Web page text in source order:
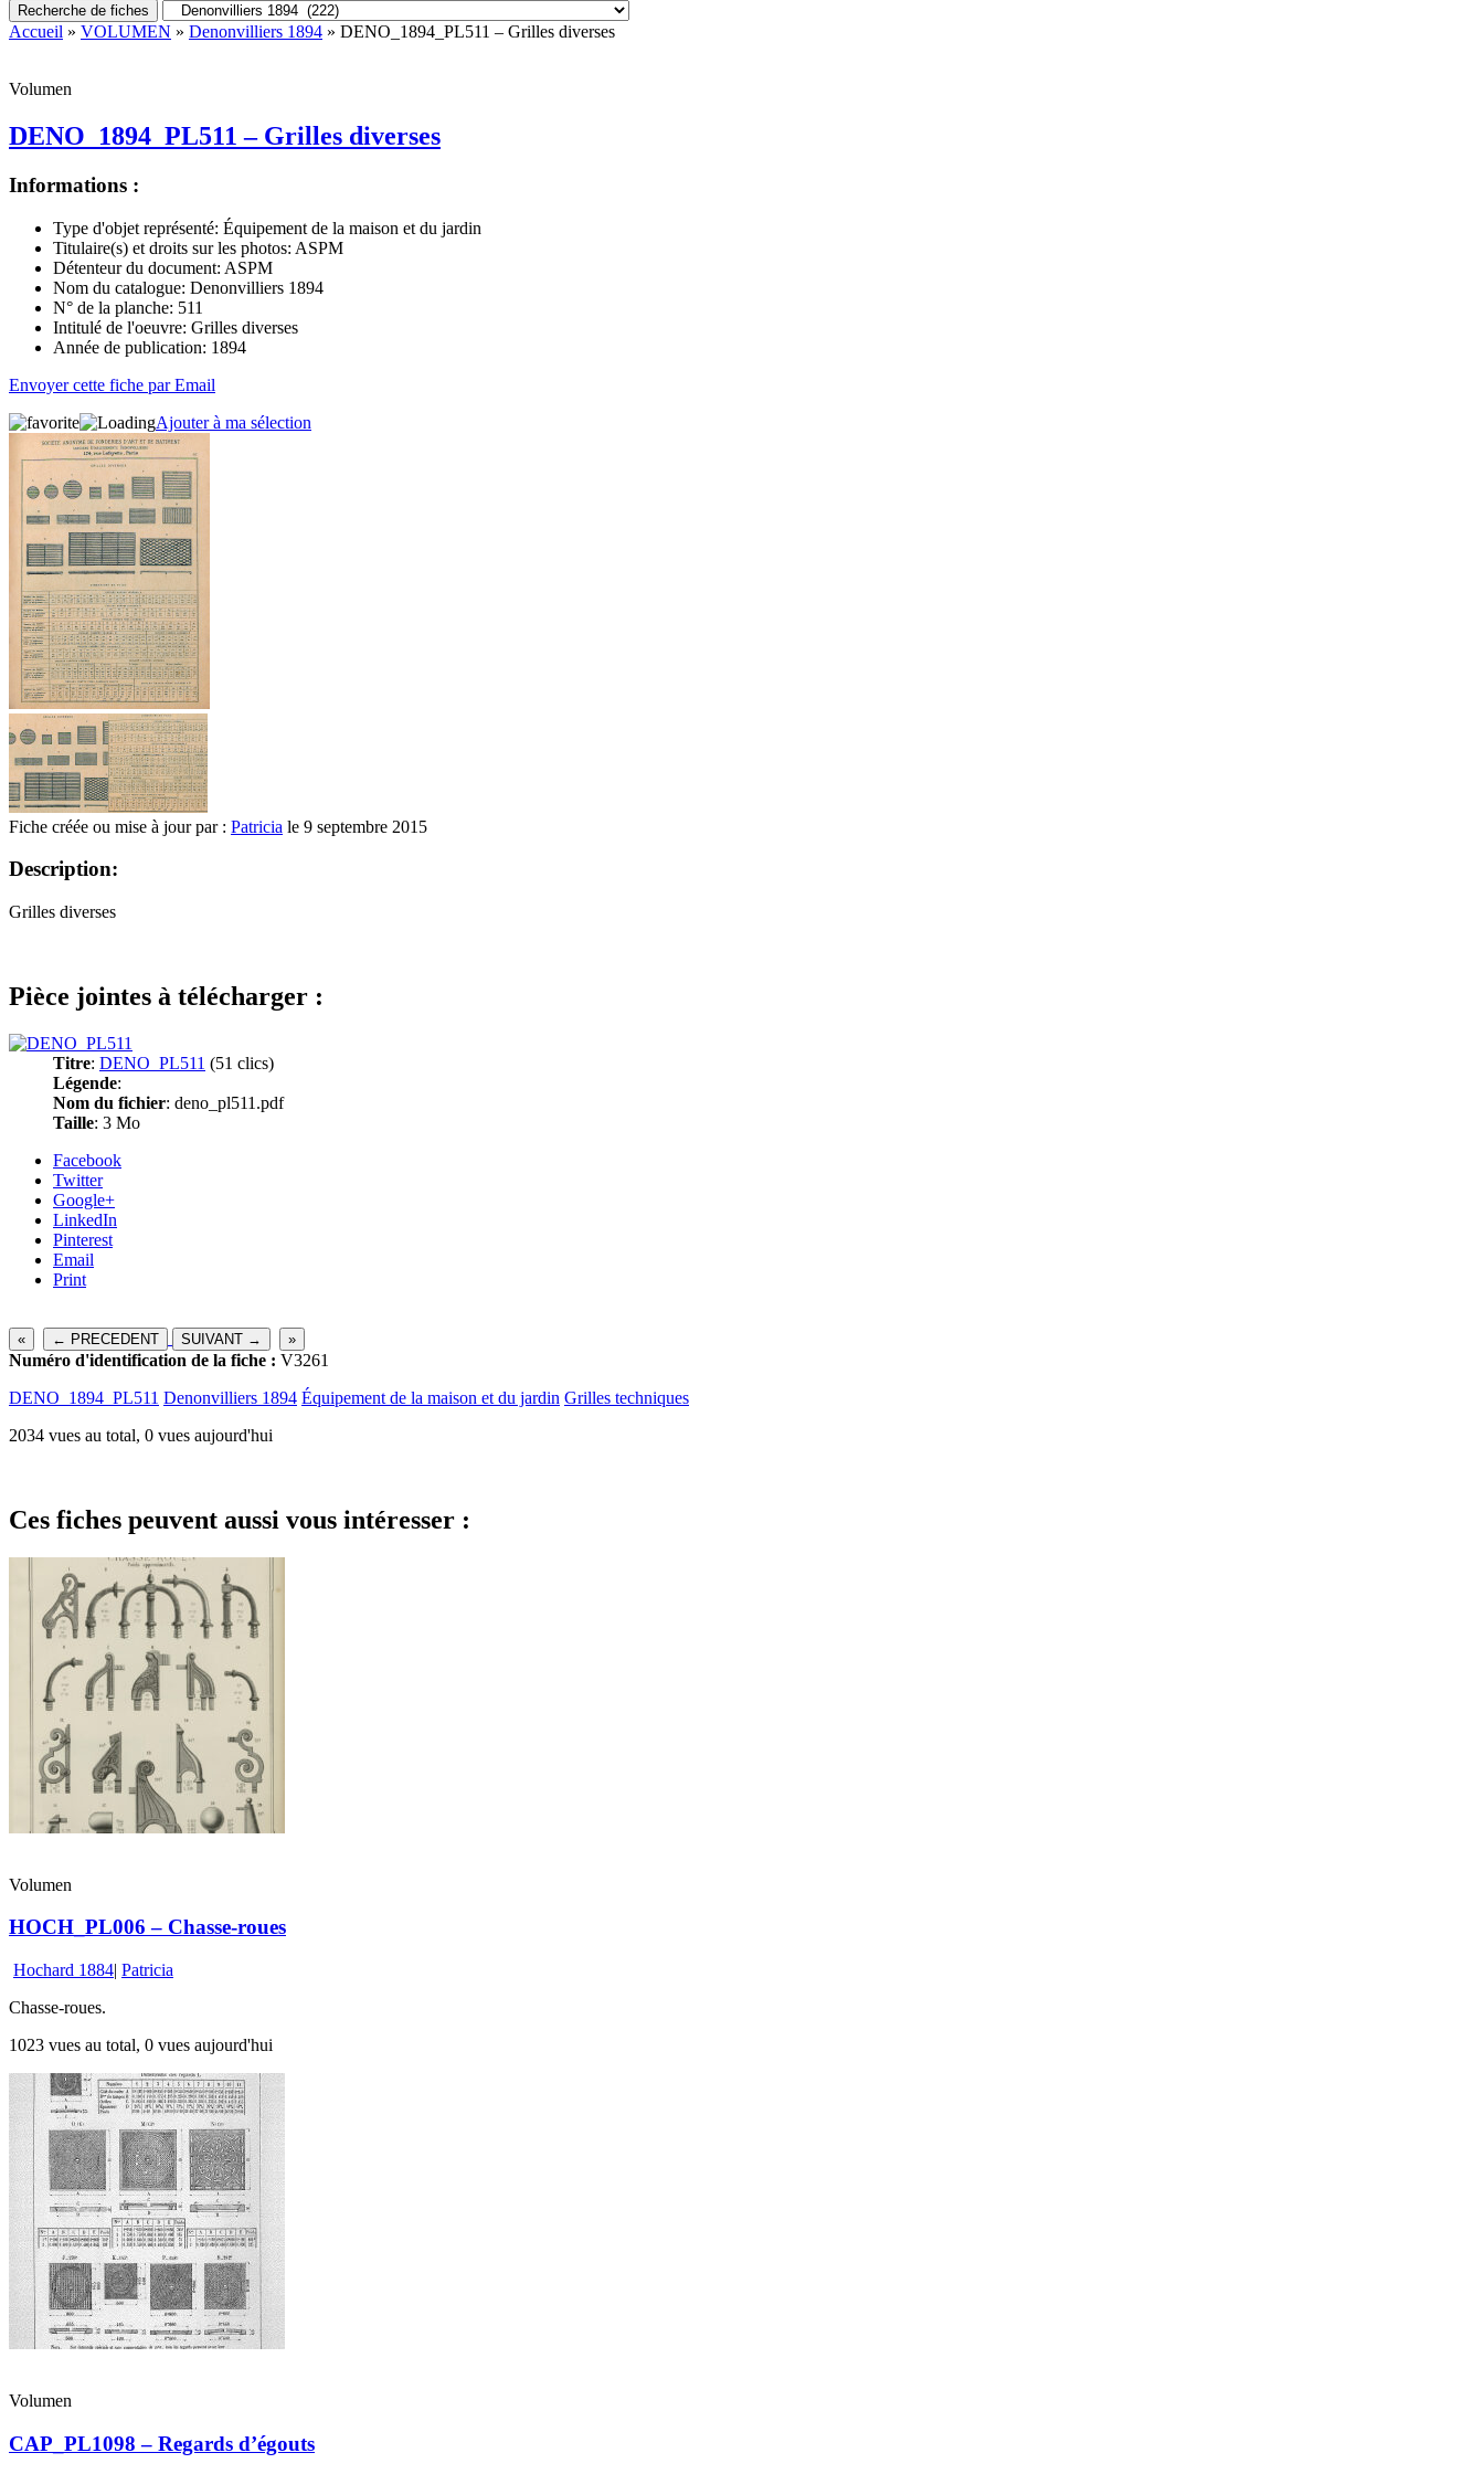
Recherche de fiches
Accueil » VOLUMEN » Denonvilliers 1894 » DENO_1894_PL511 – Grilles diverses
Volumen
DENO_1894_PL511 – Grilles diverses
Informations :
Type d'objet représenté: Équipement de la maison et du jardin
Titulaire(s) et droits sur les photos: ASPM
Détenteur du document: ASPM
Nom du catalogue: Denonvilliers 1894
N° de la planche: 511
Intitulé de l'oeuvre: Grilles diverses
Année de publication: 1894
Envoyer cette fiche par Email
Ajouter à ma sélection
Fiche créée ou mise à jour par : Patricia le 9 septembre 2015
Description:
Grilles diverses
Pièce jointes à télécharger :
Titre: DENO_PL511 (51 clics)
Légende:
Nom du fichier: deno_pl511.pdf
Taille: 3 Mo
Facebook
Twitter
Google+
LinkedIn
Pinterest
Email
Print
« ← PRECEDENT SUIVANT → »
Numéro d'identification de la fiche : V3261
DENO_1894_PL511 Denonvilliers 1894 Équipement de la maison et du jardin Grilles techniques
2034 vues au total, 0 vues aujourd'hui
Ces fiches peuvent aussi vous intéresser :
Volumen
HOCH_PL006 – Chasse-roues
Hochard 1884| Patricia
Chasse-roues.
1023 vues au total, 0 vues aujourd'hui
Volumen
CAP_PL1098 – Regards d’égouts